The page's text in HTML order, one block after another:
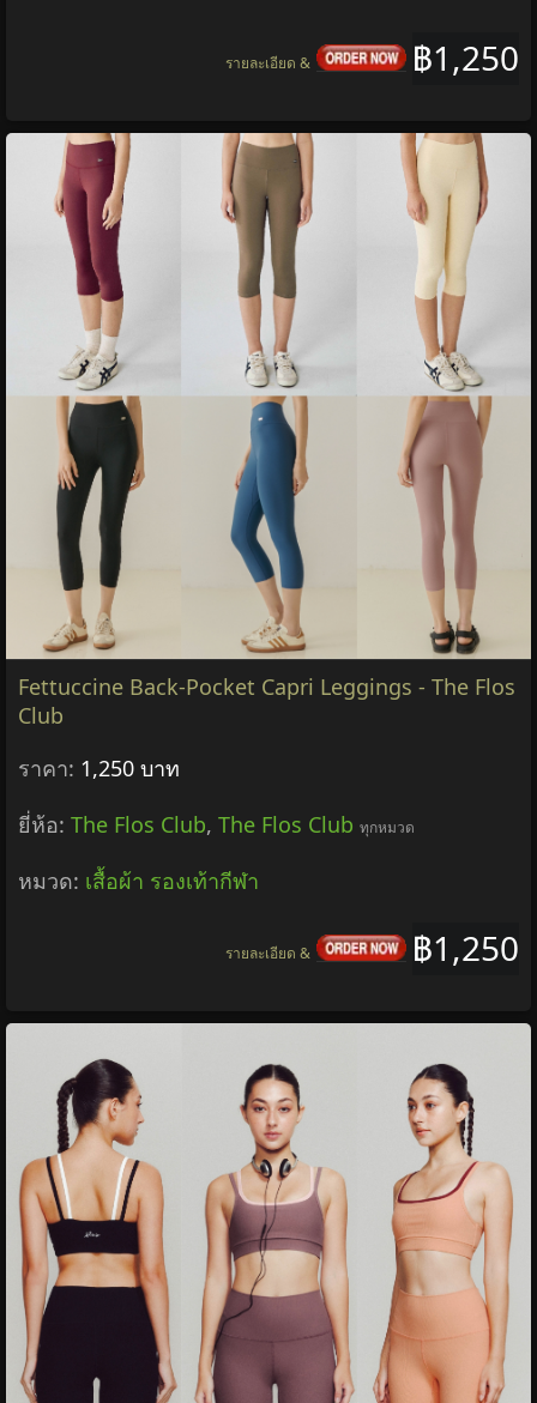
฿1,250
รายละเอียด &
Fettuccine Back-Pocket Capri Leggings - The Flos
Club
ราคา: 1,250 บาท
ยี่ห้อ: The Flos Club, The Flos Club ทุกหมวด
หมวด: เสื้อผ้า รองเท้ากีฬา
฿1,250
รายละเอียด &